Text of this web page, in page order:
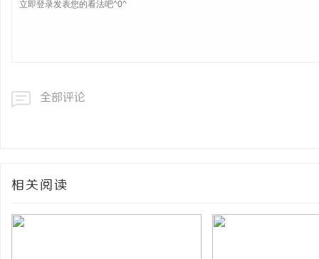
全部评论
相关阅读